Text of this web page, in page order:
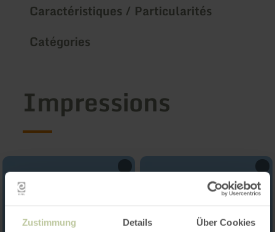
Zustimmung Details Über Cookies
Caractéristiques / Particularités
Catégories
Impressions